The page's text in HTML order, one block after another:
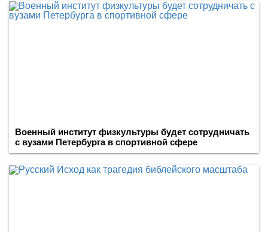
Военный институт физкультуры будет сотрудничать
с вузами Петербурга в спортивной сфере